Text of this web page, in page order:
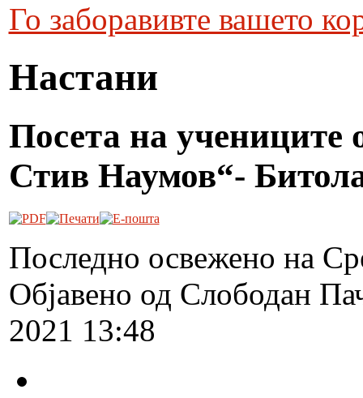
Го заборавивте вашето
Настани
Посета на учениците
Стив Наумов“-
Последно освежено на
Објавено од Слободан
2021 13:48